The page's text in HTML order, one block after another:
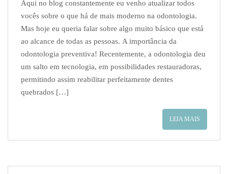
Aqui no blog constantemente eu venho atualizar todos
vocês sobre o que há de mais moderno na odontologia.
Mas hoje eu queria falar sobre algo muito básico que está
ao alcance de todas as pessoas. A importância da
odontologia preventiva! Recentemente, a odontologia deu
um salto em tecnologia, em possibilidades restauradoras,
permitindo assim reabilitar perfeitamente dentes
quebrados […]
LEIA MAIS